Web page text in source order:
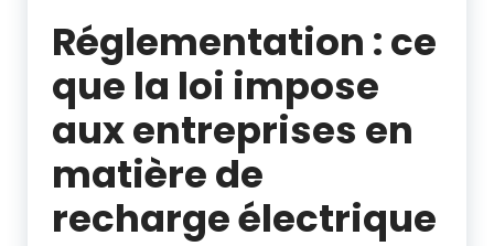
Réglementation : ce
que la loi impose
aux entreprises en
matière de
recharge électrique